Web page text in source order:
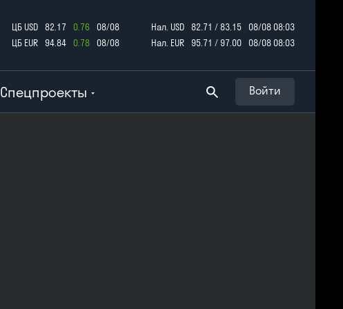
ЦБ USD 82.17 0.76
08/08
ЦБ EUR
94.84 0.78 08/08
Нал. USD 82.71 / 83.15
08/08 08:03
Нал. EUR
95.71 / 97.00 08/08 08:03
Спецпроекты Войти